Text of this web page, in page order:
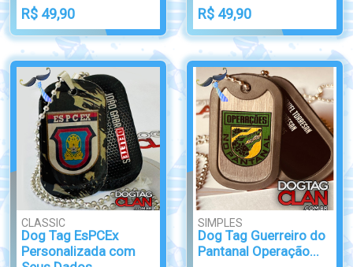
R$ 49,90 R$ 49,90
CLASSIC
Dog Tag EsPCEx
Personalizada com
SIMPLES
Dog Tag Guerreiro do
Pantanal Operação...